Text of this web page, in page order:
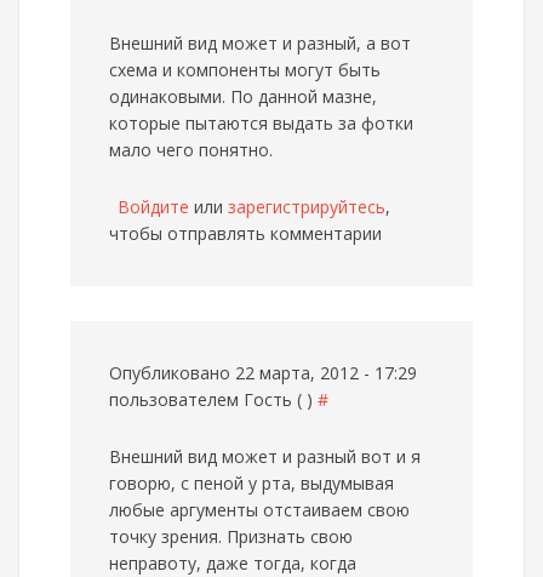
Внешний вид может и разный, а вот
схема и компоненты могут быть
одинаковыми. По данной мазне,
которые пытаются выдать за фотки
мало чего понятно.
Войдите или зарегистрируйтесь,
чтобы отправлять комментарии
Опубликовано 22 марта, 2012 - 17:29
пользователем Гость ( ) #
Внешний вид может и разный вот и я
говорю, с пеной у рта, выдумывая
любые аргументы отстаиваем свою
точку зрения. Признать свою
неправоту, даже тогда, когда